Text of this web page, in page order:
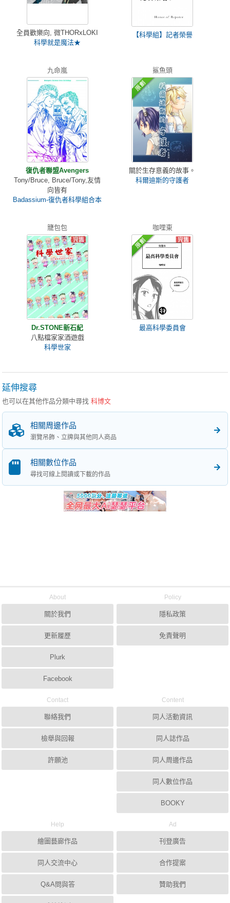
全員歡樂向, 微THORxLOKI
科學就是魔法★
【科學組】記者榮譽
九命嵐
復仇者聯盟Avengers
Tony/Bruce, Bruce/Tony,友情
向皆有
Badassium-復仇者科學組合本
鯊魚頭
關於生存意義的故事。
科爾迪斯的守護者
籠包包
Dr.STONE新石紀
八點檔家家酒遊戲
科學世家
咖哩東
最高科學委員會
延伸搜尋
也可以在其他作品分類中尋找科博文
相關周邊作品
瀏覽吊飾、立牌與其他同人商品
相關數位作品
尋找可線上閱讀或下載的作品
About
關於我們
更新履歷
Plurk
Facebook
Policy
隱私政策
免責聲明
Contact
聯絡我們
檢舉與回報
許願池
Content
同人活動資訊
同人誌作品
同人周邊作品
同人數位作品
BOOKY
Help
繪圖藝廊作品
同人交流中心
Q&A問與答
Ad
刊登廣告
合作提案
贊助我們